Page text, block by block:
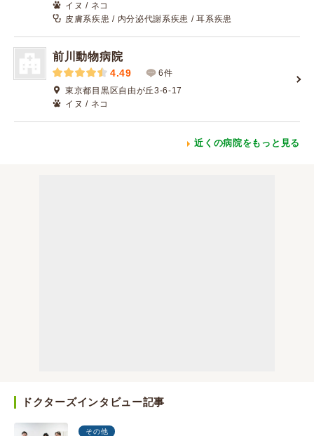
イヌ / ネコ
皮膚系疾患 / 内分泌代謝系疾患 / 耳系疾患
前川動物病院
4.49
6件
東京都目黒区自由が丘3-6-17
イヌ / ネコ
近くの病院をもっと見る
ドクターズインタビュー記事
その他